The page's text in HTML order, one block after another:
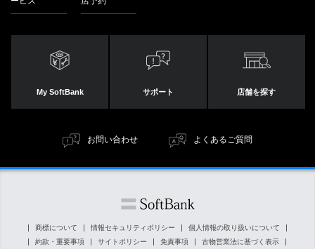
My SoftBank サポート 店舗を探す
お問い合わせ よくあるご質問
商標について 情報セキュリティポリシー
個人情報の取り扱いについて
約款・重要事項
サイトポリシー 免責事項 古物営業法に基づく表示